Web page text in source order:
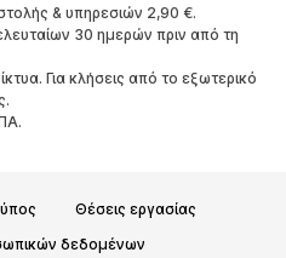
Trending
Μποτάκια
Παντόφλες
& υπηρεσιών 2,90 €.
30 ημερών πριν από τη
Για κλήσεις από το εξωτερικό
Θέσεις εργασίας
δεδομένων